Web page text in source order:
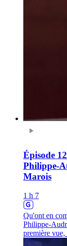
Épisode
Philippe-
Marois
1 h 7
Qu'ont en
Philippe-
première